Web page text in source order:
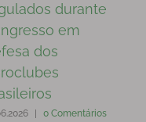
durante
em
dos
0 Comentários